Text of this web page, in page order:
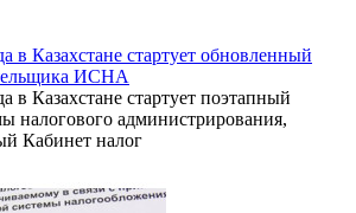
в Казахстане стартует обновленный
ИСНА
в Казахстане стартует поэтапный
налогового администрирования,
Кабинет налог